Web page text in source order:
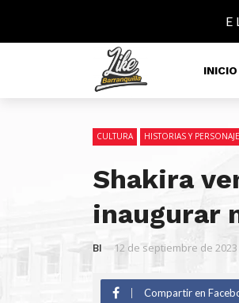
INICIO
CULTURA HISTORIAS Y
Shakira
inaugurar
BI 12 de septiembre de 2023
Compartir en